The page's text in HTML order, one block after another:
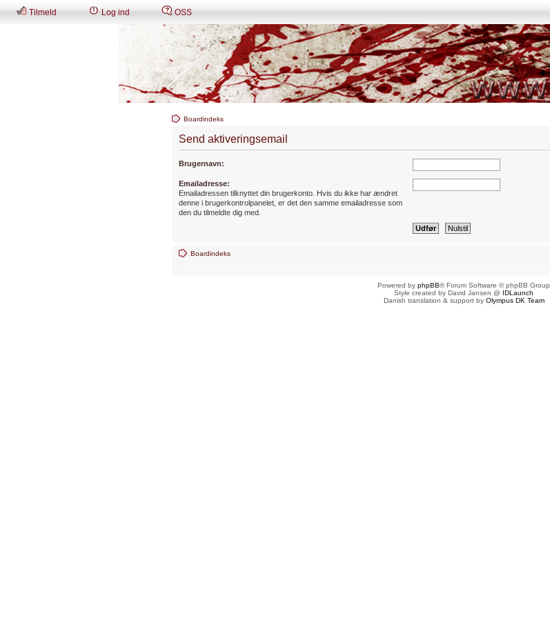
Tilmeld Log ind OSS
Boardindeks
Send aktiveringsemail
Brugernavn:
Emailadresse:
Emailadressen tilknyttet din brugerkonto. Hvis du ikke har ændret
denne i brugerkontrolpanelet, er det den samme emailadresse som
den du tilmeldte dig med.
Boardindeks
Powered by phpBB® Forum Software © phpBB Group
Style created by David Jansen @ IDLaunch
Danish translation & support by Olympus DK Team